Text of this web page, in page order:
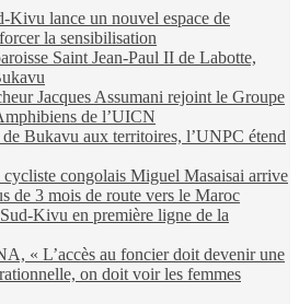
Kivu lance un nouvel espace de
la sensibilisation
Saint Jean-Paul II de Labotte,
Jacques Assumani rejoint le Groupe
de l’UICN
Bukavu aux territoires, l’UNPC étend
cycliste congolais Miguel Masaisai arrive
de 3 mois de route vers le Maroc
Kivu en première ligne de la
« L’accès au foncier doit devenir une
on doit voir les femmes